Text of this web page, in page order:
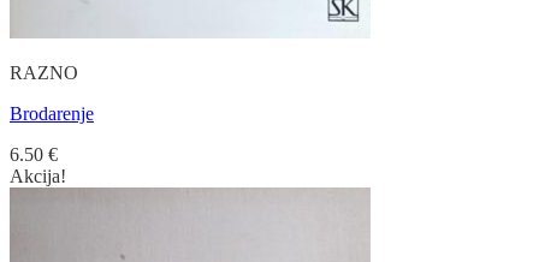
RAZNO
Brodarenje
6.50 €
Akcija!